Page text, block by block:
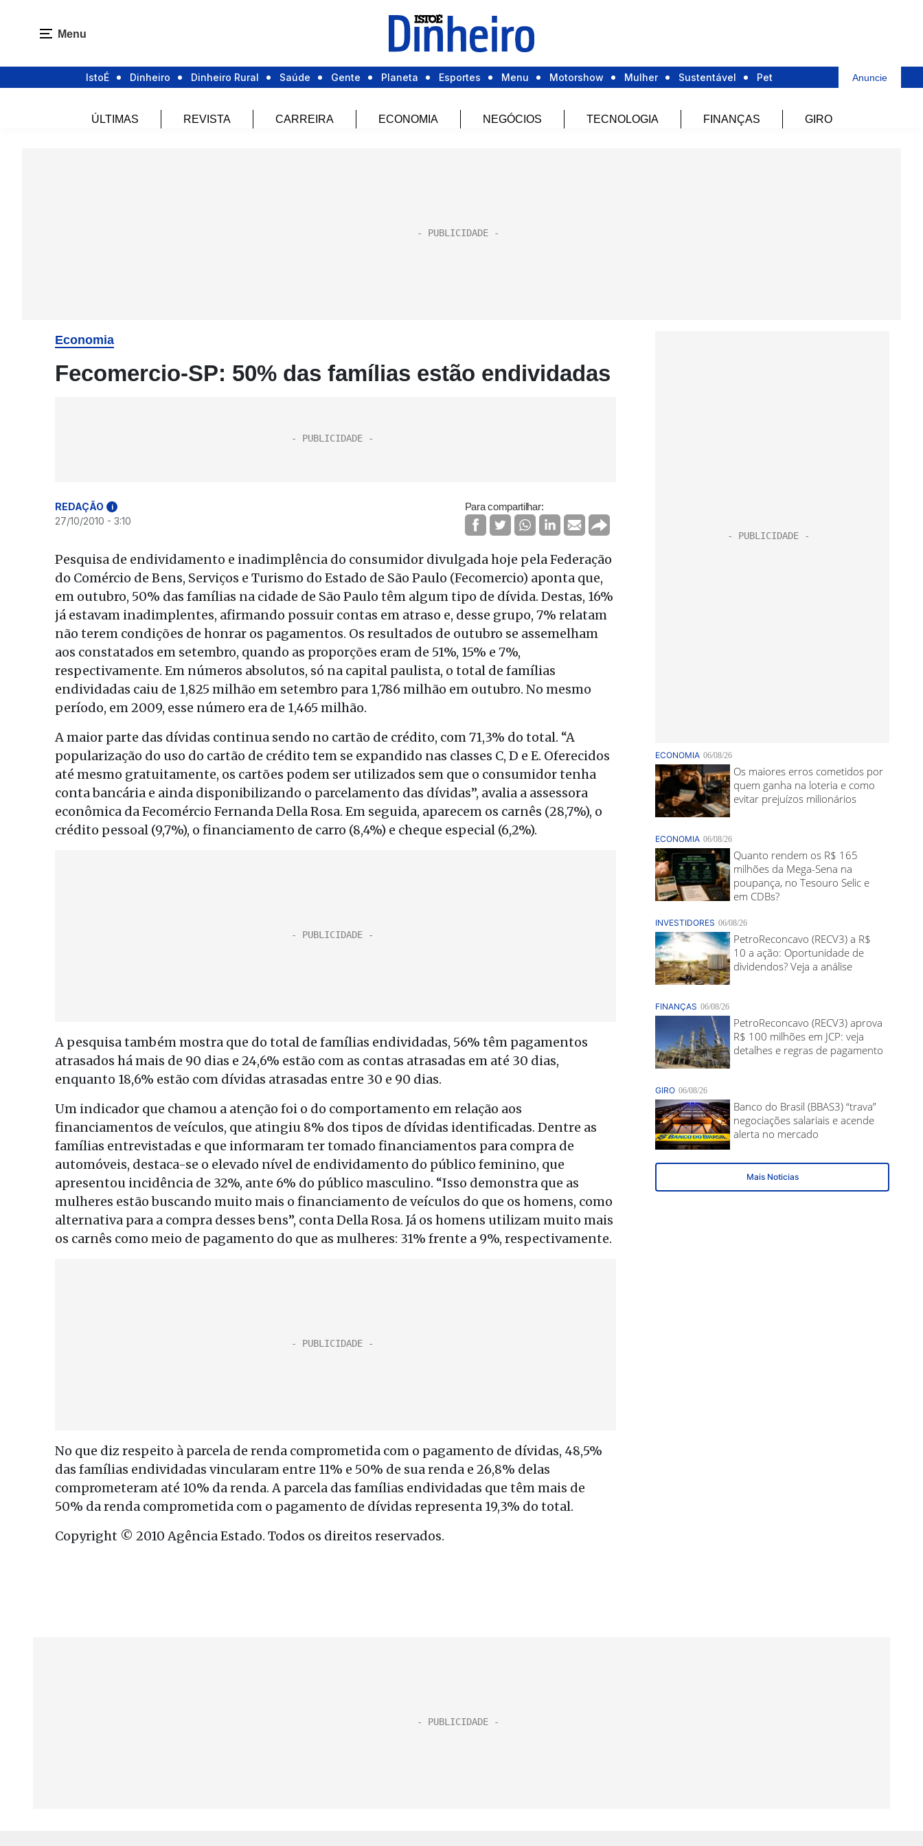
Menu
IstoÉ Dinheiro Dinheiro Rural Saúde Gente Planeta Esportes Menu Motorshow Mulher Sustentável Pet Anuncie
ÚLTIMAS REVISTA CARREIRA ECONOMIA NEGÓCIOS TECNOLOGIA FINANÇAS GIRO
Economia
Fecomercio-SP: 50% das famílias estão endividadas
REDAÇÃO i
27/10/2010 - 3:10
Para compartilhar:
Pesquisa de endividamento e inadimplência do consumidor divulgada hoje pela Federação
do Comércio de Bens, Serviços e Turismo do Estado de São Paulo (Fecomercio) aponta que,
em outubro, 50% das famílias na cidade de São Paulo têm algum tipo de dívida. Destas, 16%
já estavam inadimplentes, afirmando possuir contas em atraso e, desse grupo, 7% relatam
não terem condições de honrar os pagamentos. Os resultados de outubro se assemelham
aos constatados em setembro, quando as proporções eram de 51%, 15% e 7%,
respectivamente. Em números absolutos, só na capital paulista, o total de famílias
endividadas caiu de 1,825 milhão em setembro para 1,786 milhão em outubro. No mesmo
período, em 2009, esse número era de 1,465 milhão.
A maior parte das dívidas continua sendo no cartão de crédito, com 71,3% do total. “A
popularização do uso do cartão de crédito tem se expandido nas classes C, D e E. Oferecidos
até mesmo gratuitamente, os cartões podem ser utilizados sem que o consumidor tenha
conta bancária e ainda disponibilizando o parcelamento das dívidas”, avalia a assessora
econômica da Fecomércio Fernanda Della Rosa. Em seguida, aparecem os carnês (28,7%), o
crédito pessoal (9,7%), o financiamento de carro (8,4%) e cheque especial (6,2%).
A pesquisa também mostra que do total de famílias endividadas, 56% têm pagamentos
atrasados há mais de 90 dias e 24,6% estão com as contas atrasadas em até 30 dias,
enquanto 18,6% estão com dívidas atrasadas entre 30 e 90 dias.
Um indicador que chamou a atenção foi o do comportamento em relação aos
financiamentos de veículos, que atingiu 8% dos tipos de dívidas identificadas. Dentre as
famílias entrevistadas e que informaram ter tomado financiamentos para compra de
automóveis, destaca-se o elevado nível de endividamento do público feminino, que
apresentou incidência de 32%, ante 6% do público masculino. “Isso demonstra que as
mulheres estão buscando muito mais o financiamento de veículos do que os homens, como
alternativa para a compra desses bens”, conta Della Rosa. Já os homens utilizam muito mais
os carnês como meio de pagamento do que as mulheres: 31% frente a 9%, respectivamente.
No que diz respeito à parcela de renda comprometida com o pagamento de dívidas, 48,5%
das famílias endividadas vincularam entre 11% e 50% de sua renda e 26,8% delas
comprometeram até 10% da renda. A parcela das famílias endividadas que têm mais de
50% da renda comprometida com o pagamento de dívidas representa 19,3% do total.
Copyright © 2010 Agência Estado. Todos os direitos reservados.